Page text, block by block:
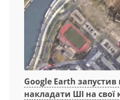
Google Earth
накладати ШІ на свої